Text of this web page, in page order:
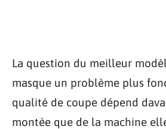
La question du meilleur
masque un problème plus
qualité de coupe dépend
montée que de la machine